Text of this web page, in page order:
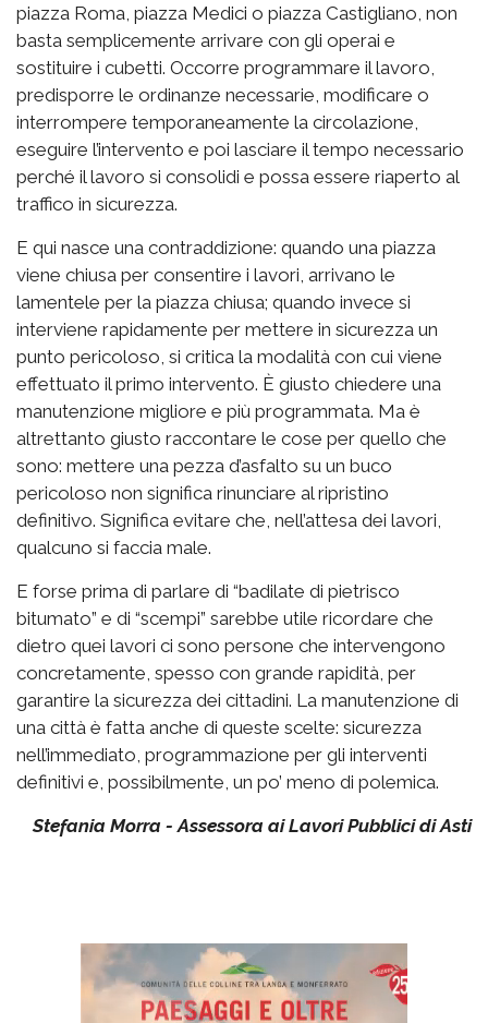
piazza Roma, piazza Medici o piazza Castigliano, non
basta semplicemente arrivare con gli operai e
sostituire i cubetti. Occorre programmare il lavoro,
predisporre le ordinanze necessarie, modificare o
interrompere temporaneamente la circolazione,
eseguire l’intervento e poi lasciare il tempo necessario
perché il lavoro si consolidi e possa essere riaperto al
traffico in sicurezza.
E qui nasce una contraddizione: quando una piazza
viene chiusa per consentire i lavori, arrivano le
lamentele per la piazza chiusa; quando invece si
interviene rapidamente per mettere in sicurezza un
punto pericoloso, si critica la modalità con cui viene
effettuato il primo intervento. È giusto chiedere una
manutenzione migliore e più programmata. Ma è
altrettanto giusto raccontare le cose per quello che
sono: mettere una pezza d’asfalto su un buco
pericoloso non significa rinunciare al ripristino
definitivo. Significa evitare che, nell’attesa dei lavori,
qualcuno si faccia male.
E forse prima di parlare di “badilate di pietrisco
bitumato” e di “scempi” sarebbe utile ricordare che
dietro quei lavori ci sono persone che intervengono
concretamente, spesso con grande rapidità, per
garantire la sicurezza dei cittadini. La manutenzione di
una città è fatta anche di queste scelte: sicurezza
nell’immediato, programmazione per gli interventi
definitivi e, possibilmente, un po’ meno di polemica.
Stefania Morra - Assessora ai Lavori Pubblici di Asti